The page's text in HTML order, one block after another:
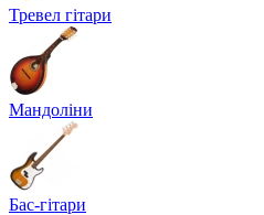
Тревел гітари
Мандоліни
Бас-гітари